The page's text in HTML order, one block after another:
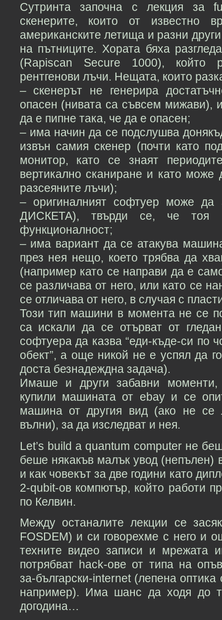
Сутринта започна с лекция за
скенерите, които от известно
американските летища и разни
на пътниците. Хората бяха
(Rapiscan Secure 1000), който
рентгенови лъчи. Нещата, които
– скенерът не генерира
опасен (нивата са съвсем мижави),
да е пипне така, че да е опасен;
– има начин да се подслушва
извън самия скенер (почти като
монитор, като се знаят
вертикално сканиране и като може
разсеяните лъчи);
– оригиналният софтуер може да
ДИСКЕТА), твърди се, че тоя
функционалност;
– има вариант да се атакува
през нея нещо, което трябва да
(например като се направи да е
се различава от него, или като се
се отличава от него, в случая с
Този тип машини в момента не се
са искали да се отърват от
софтуера да казва “еди-къде-си по
обект”, а още никой не е успял да
доста безнадеждна задача).
Имаше и други забавни
купили машината от ebay и се
машина от другия вид (ако не се
вълни), за да изследват и нея.
Let’s build a quantum computer не
беше някакъв малък увод (непълен)
и как човекът за две години като
2-qubit-ов компютър, който работи
по Келвин.
Между останалите лекции се
FOSDEM) и си говорехме с него и
техните видео записи и
потрябват hack-ове от типа на
за-български-internet (лепена
например). Има шанс да ходя до
догодина…